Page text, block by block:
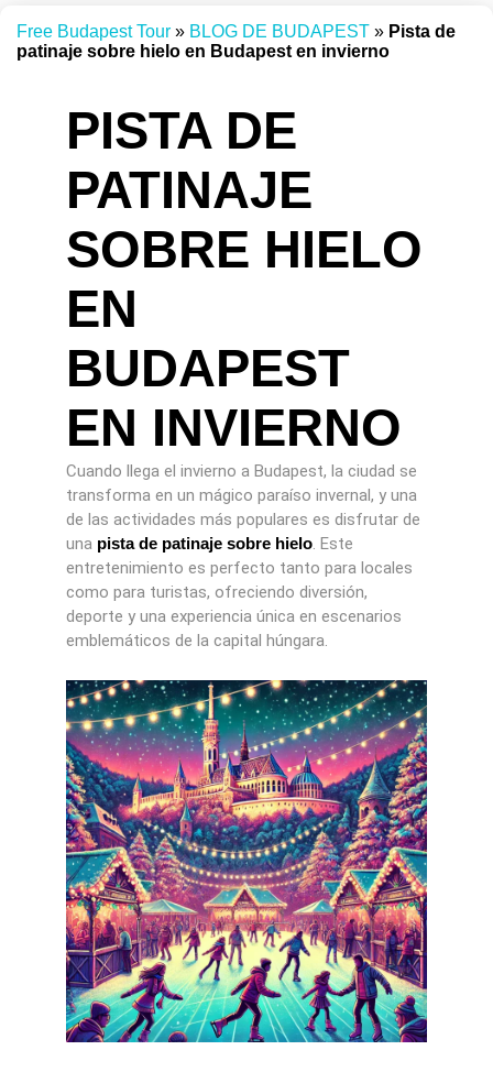
Free Budapest Tour » BLOG DE BUDAPEST » Pista de
patinaje sobre hielo en Budapest en invierno
PISTA DE
PATINAJE
SOBRE HIELO
EN
BUDAPEST
EN INVIERNO
Cuando llega el invierno a Budapest, la ciudad se
transforma en un mágico paraíso invernal, y una
de las actividades más populares es disfrutar de
una pista de patinaje sobre hielo. Este
entretenimiento es perfecto tanto para locales
como para turistas, ofreciendo diversión,
deporte y una experiencia única en escenarios
emblemáticos de la capital húngara.